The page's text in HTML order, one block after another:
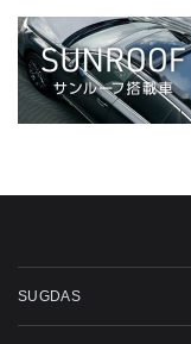
SUGDAS